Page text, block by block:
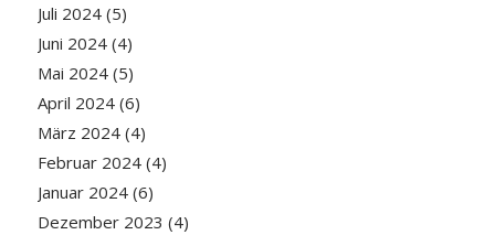
Juli 2024(5)
Juni 2024(4)
Mai 2024(5)
April 2024(6)
März 2024(4)
Februar 2024(4)
Januar 2024(6)
Dezember 2023 (4)